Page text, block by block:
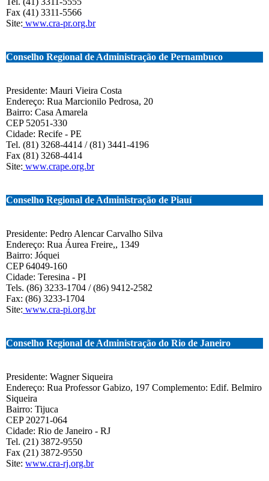
Fax (41) 3311-5566
Site: www.cra-pr.org.br
Conselho Regional de Administração de Pernambuco
Presidente: Mauri Vieira Costa
Endereço: Rua Marcionilo Pedrosa, 20
Bairro: Casa Amarela
CEP 52051-330
Cidade: Recife - PE
Tel. (81) 3268-4414 / (81) 3441-4196
Fax (81) 3268-4414
Site: www.crape.org.br
Conselho Regional de Administração de Piauí
Presidente: Pedro Alencar Carvalho Silva
Endereço: Rua Áurea Freire,, 1349
Bairro: Jóquei
CEP 64049-160
Cidade: Teresina - PI
Tels. (86) 3233-1704 / (86) 9412-2582
Fax: (86) 3233-1704
Site: www.cra-pi.org.br
Conselho Regional de Administração do Rio de Janeiro
Presidente: Wagner Siqueira
Endereço: Rua Professor Gabizo, 197 Complemento: Edif. Belmiro
Siqueira
Bairro: Tijuca
CEP 20271-064
Cidade: Rio de Janeiro - RJ
Tel. (21) 3872-9550
Fax (21) 3872-9550
Site: www.cra-rj.org.br